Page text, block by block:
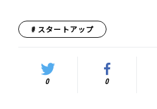
スタートアップ
0 0